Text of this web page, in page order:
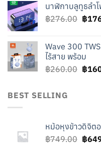
was:
฿
นาฬิกาบลูทูธลำโ
฿276.00
฿
฿
Wave 300
ไร้สาย พร้อม
฿260.00 ฿
BEST SELLING
หม้อหุงข้าวดิจิต
฿749.00 ฿